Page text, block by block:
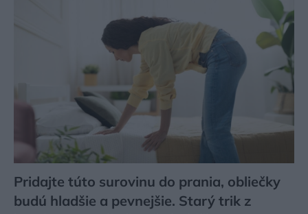
Pridajte túto surovinu do prania, obliečky
budú hladšie a pevnejšie. Starý trik z